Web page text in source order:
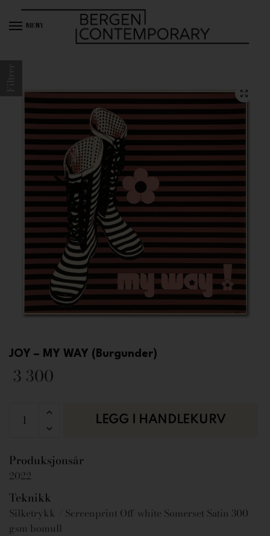
MENY
JOY – MY WAY (Burgunder)
3 300
LEGG I HANDLEKURV
Produksjonsår
2022
Teknikk
Silketrykk / Screenprint Off-white Somerset Satin 300
gsm bomull
Filtrer